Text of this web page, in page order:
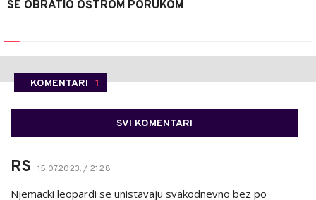
SE OBRATIO OŠTROM PORUKOM
KOMENTARI 1
SVI KOMENTARI
RS 15.07.2023. / 21:28
Njemacki leopardi se unistavaju svakodnevno bez po